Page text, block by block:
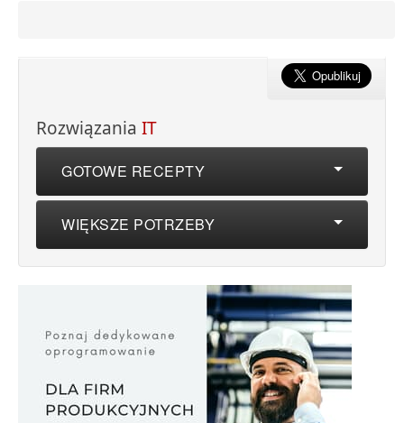
Rozwiązania IT
GOTOWE RECEPTY
WIĘKSZE POTRZEBY